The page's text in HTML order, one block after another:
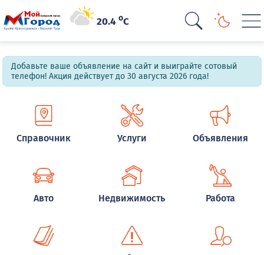
20.4oC
Добавьте ваше объявление на сайт и выиграйте сотовый
телефон! Акция действует до 30 августа 2026 года!
Справочник Услуги Объявления
Авто Недвижимость Работа